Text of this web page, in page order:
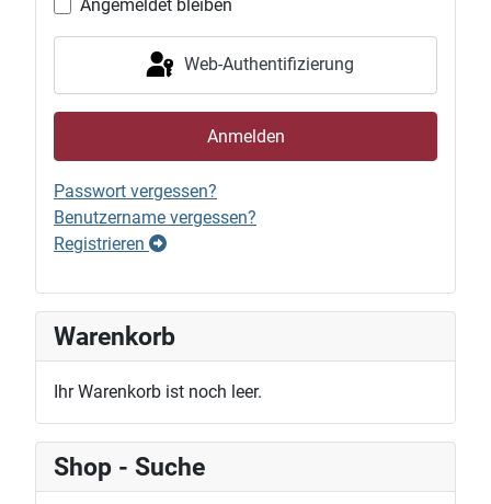
Angemeldet bleiben
Web-Authentifizierung
Anmelden
Passwort vergessen?
Benutzername vergessen?
Registrieren
Warenkorb
Ihr Warenkorb ist noch leer.
Shop - Suche